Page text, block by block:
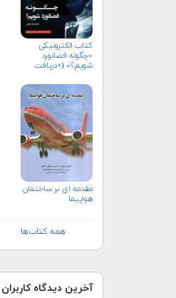
کتاب الکترونیکی
«چگونه فضانورد
شویم؟» (+دریافت
مقدمه ای بر ساختمان
هواپیما
همه کتاب‌ها
آخرین دیدگاه کاربران